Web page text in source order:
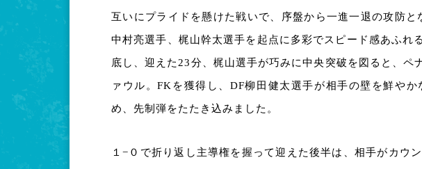
互いにプライドを懸けた戦いで、序盤から一進一退の攻防
中村亮選手、梶山幹太選手を起点に多彩でスピード感あふれ
底し、迎えた23分、梶山選手が巧みに中央突破を図ると、
ァウル。FKを獲得し、DF柳田健太選手が相手の壁を鮮や
め、先制弾をたたき込みました。
１−０で折り返し主導権を握って迎えた後半は、相手がカウ